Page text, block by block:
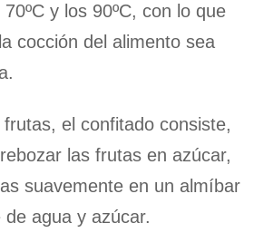
y los 90ºC, con lo que
cocción del alimento sea
el confitado consiste,
las frutas en azúcar,
suavemente en un almíbar
agua y azúcar.